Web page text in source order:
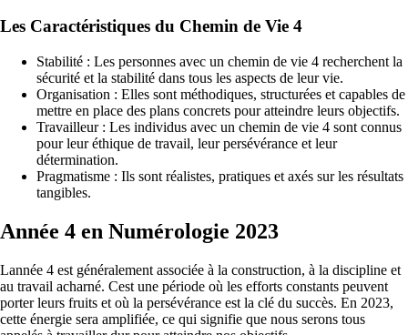
Les Caractéristiques du Chemin de Vie 4
Stabilité : Les personnes avec un chemin de vie 4 recherchent la
sécurité et la stabilité dans tous les aspects de leur vie.
Organisation : Elles sont méthodiques, structurées et capables de
mettre en place des plans concrets pour atteindre leurs objectifs.
Travailleur : Les individus avec un chemin de vie 4 sont connus
pour leur éthique de travail, leur persévérance et leur
détermination.
Pragmatisme : Ils sont réalistes, pratiques et axés sur les résultats
tangibles.
Année 4 en Numérologie 2023
Lannée 4 est généralement associée à la construction, à la discipline et
au travail acharné. Cest une période où les efforts constants peuvent
porter leurs fruits et où la persévérance est la clé du succès. En 2023,
cette énergie sera amplifiée, ce qui signifie que nous serons tous